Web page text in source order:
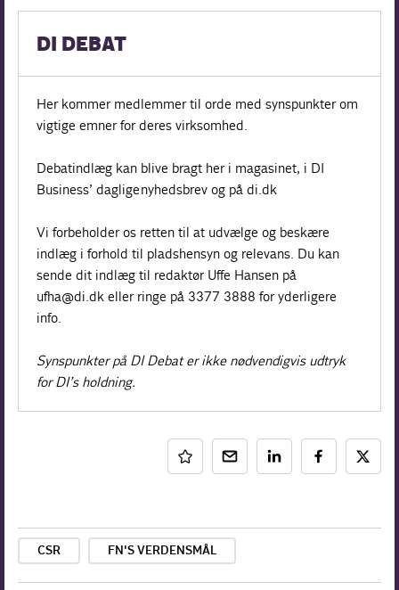
DI DEBAT
Her kommer medlemmer til orde med synspunkter om
vigtige emner for deres virksomhed.
Debatindlæg kan blive bragt her i magasinet, i DI
Business’ daglige nyhedsbrev og på di.dk
Vi forbeholder os retten til at udvælge og beskære
indlæg i forhold til pladshensyn og relevans. Du kan
sende dit indlæg til redaktør Uffe Hansen på
ufha@di.dk eller ringe på 3377 3888 for yderligere
info.
Synspunkter på DI Debat er ikke nødvendigvis udtryk
for DI’s holdning.
CSR FN'S VERDENSMÅL